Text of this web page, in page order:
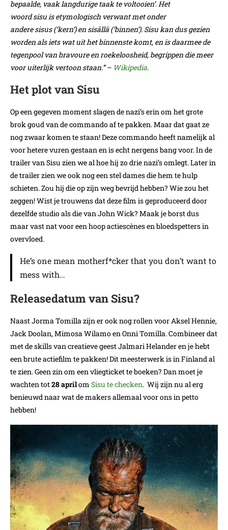
bepaalde, vaak langdurige taak te voltooien’. Het
woord sisu is etymologisch verwant met onder
andere sisus (‘kern’) en sisällä (‘binnen’). Sisu kan dus gezien
worden als iets wat uit het binnenste komt, en is daarmee de
tegenpool van bravoure en roekeloosheid, begrippen die meer
voor uiterlijk vertoon staan.” – Wikipedia.
Het plot van Sisu
Op een gegeven moment slagen de nazi’s erin om het grote
brok goud van de commando af te pakken. Maar dat gaat ze
nog zwaar komen te staan! Deze commando heeft namelijk al
voor hetere vuren gestaan en is echt nergens bang voor. In de
trailer van Sisu zien we al hoe hij zo drie nazi’s omlegt. Later in
de trailer zien we ook nog een stel dames die hem te hulp
schieten. Zou hij die op zijn weg bevrijd hebben? Wie zou het
zeggen! Wist je trouwens dat deze film is geproduceerd door
dezelfde studio als die van John Wick? Maak je borst dus
maar vast nat voor een hoop actiescènes en bloedspetters in
overvloed.
He’s one mean motherf*cker that you don’t want to
mess with…
Releasedatum van Sisu?
Naast Jorma Tomilla zijn er ook nog rollen voor Aksel Hennie,
Jack Doolan, Mimosa Wilamo en Onni Tomilla. Combineer dat
met de skills van creatieve geest Jalmari Helander en je hebt
een brute actiefilm te pakken! Dit meesterwerk is in Finland al
te zien. Geen zin om een vliegticket te boeken? Dan moet je
wachten tot28 aprilom Sisu te checken. Wij zijn nu al erg
benieuwd naar wat de makers allemaal voor ons in petto
hebben!